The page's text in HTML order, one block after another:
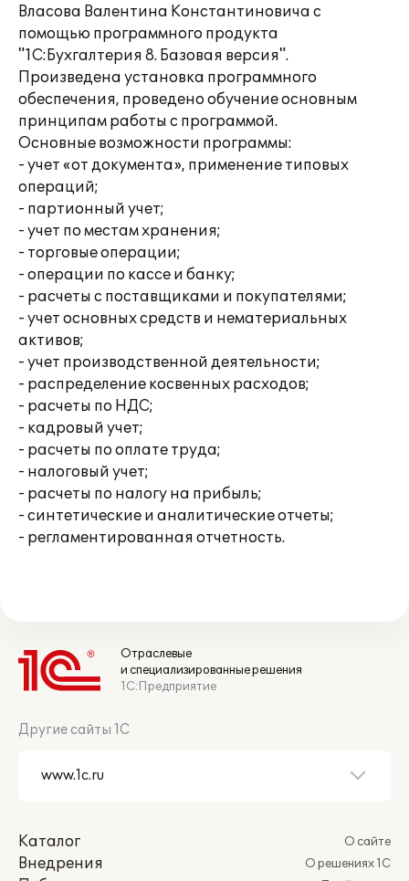
Власова Валентина Константиновича с
помощью программного продукта
"1С:Бухгалтерия 8. Базовая версия".
Произведена установка программного
обеспечения, проведено обучение основным
принципам работы с программой.
Основные возможности программы:
- учет «от документа», применение типовых
операций;
- партионный учет;
- учет по местам хранения;
- торговые операции;
- операции по кассе и банку;
- расчеты с поставщиками и покупателями;
- учет основных средств и нематериальных
активов;
- учет производственной деятельности;
- распределение косвенных расходов;
- расчеты по НДС;
- кадровый учет;
- расчеты по оплате труда;
- налоговый учет;
- расчеты по налогу на прибыль;
- синтетические и аналитические отчеты;
- регламентированная отчетность.
Отраслевые
и специализированные решения
1С:Предприятие
Другие сайты 1С
Каталог
Внедрения
О сайте
О решениях 1С